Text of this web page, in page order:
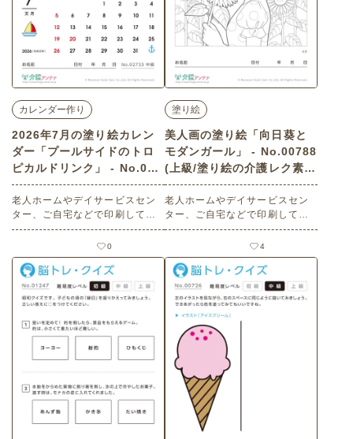
カレンダー作り
2026年7月の塗り絵カレン
ダー「プールサイドのトロ
ピカルドリンク」 - No.027
33 (中級/カレンダー作りの
介護レク素材)
老人ホームやデイサービスセン
ター、ご自宅などで印刷してお
使いいただける無料の高齢者向
け介護レク素材 2026年7月の塗
り絵カレンダー「プールサイド
のトロピカルドリンク」（カレ
ンダー作り・中級）です。 関連
キーワード：七月・文月・Jul
ンス・リゾート
0
塗り絵
美人画の塗り絵「向日葵と
モダンガール」 - No.00788
(上級/塗り絵の介護レク素
材)
老人ホームやデイサービスセン
ター、ご自宅などで印刷してお
使いいただける無料の高齢者向
け介護レク素材 美人画の塗り絵
「向日葵とモダンガール」（塗
り絵・上級）です。 関連キーワ
ード：８月・八月・葉月・モ
ガ・ひまわり・ヒマワリ
4